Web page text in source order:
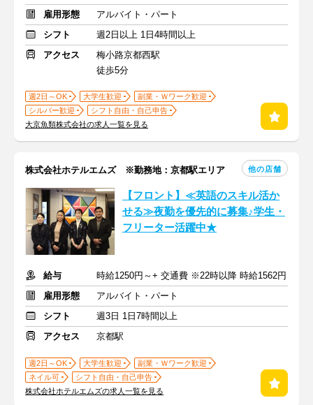
雇用形態
アルバイト・パート
シフト
週2日以上 1日4時間以上
アクセス
梅小路京都西駅
徒歩5分
週2日～OK 大学生歓迎
副業・Ｗワーク歓迎
シルバー歓迎
シフト自由・自己申告
大京魚類株式会社の求人一覧を見る
株式会社ホテルエムズ ※勤務地：京都駅エリア 他の店舗
【フロント】≪英語のスキル活か
せる≫夜勤を優先的に募集♪学生・
フリーター活躍中★
給与
時給1250円～+ 交通費 ※22時以降 時給1562円
雇用形態
アルバイト・パート
シフト
週3日 1日7時間以上
アクセス
京都駅
週2日～OK 大学生歓迎
副業・Ｗワーク歓迎
ネイル可
シフト自由・自己申告
株式会社ホテルエムズの求人一覧を見る